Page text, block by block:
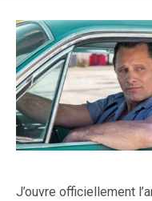
J’ouvre officiellement